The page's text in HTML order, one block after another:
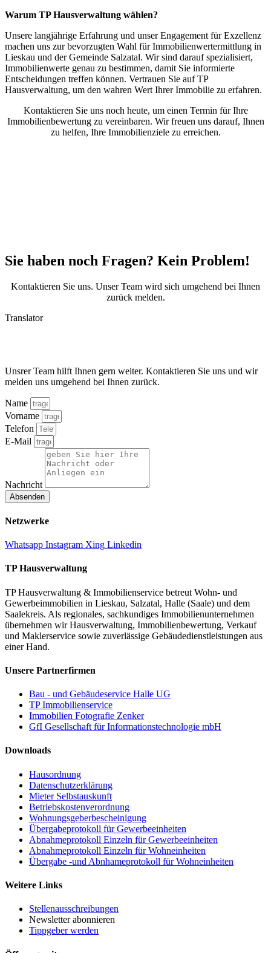
Warum TP Hausverwaltung wählen?
Unsere langjährige Erfahrung und unser Engagement für Exzellenz
machen uns zur bevorzugten Wahl für Immobilienwertermittlung in
Lieskau und der Gemeinde Salzatal. Wir sind darauf spezialisiert,
Immobilienwerte genau zu bestimmen, damit Sie informierte
Entscheidungen treffen können. Vertrauen Sie auf TP
Hausverwaltung, um den wahren Wert Ihrer Immobilie zu erfahren.
Kontaktieren Sie uns noch heute, um einen Termin für Ihre
Immobilienbewertung zu vereinbaren. Wir freuen uns darauf, Ihnen
zu helfen, Ihre Immobilienziele zu erreichen.
Sie haben noch Fragen? Kein Problem!
Kontaktieren Sie uns. Unser Team wird sich umgehend bei Ihnen
zurück melden.
Translator
Unsrer Team hilft Ihnen gern weiter. Kontaktieren Sie uns und wir
melden uns umgehend bei Ihnen zurück.
Name
Vorname
Telefon
E-Mail
Nachricht
Absenden
Netzwerke
Whatsapp Instagram Xing Linkedin
TP Hausverwaltung
TP Hausverwaltung & Immobilienservice betreut Wohn‑ und
Gewerbeimmobilien in Lieskau, Salzatal, Halle (Saale) und dem
Saalekreis. Als regionales, sachkundiges Immobilienunternehmen
übernehmen wir Hausverwaltung, Immobilienbewertung, Verkauf
und Maklerservice sowie zuverlässige Gebäudedienstleistungen aus
einer Hand.
Unsere Partnerfirmen
Bau - und Gebäudeservice Halle UG
TP Immobilienservice
Immobilien Fotografie Zenker
GfI Gesellschaft für Informationstechnologie mbH
Downloads
Hausordnung
Datenschutzerklärung
Mieter Selbstauskunft
Betriebskostenverordnung
Wohnungsgeberbescheinigung
Übergabeprotokoll für Gewerbeeinheiten
Abnahmeprotokoll Einzeln für Gewerbeeinheiten
Abnahmeprotokoll Einzeln für Wohneinheiten
Übergabe -und Abnhameprotokoll für Wohneinheiten
Weitere Links
Stellenausschreibungen
Newsletter abonnieren
Tippgeber werden